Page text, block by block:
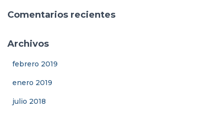
Comentarios recientes
Archivos
febrero 2019
enero 2019
julio 2018